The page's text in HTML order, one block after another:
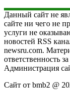
Данный сайт не
сайте ни чего не
услуги не
новостей RSS
newsru.com.
ответственность
Администрация
Сайт от bmb2 @